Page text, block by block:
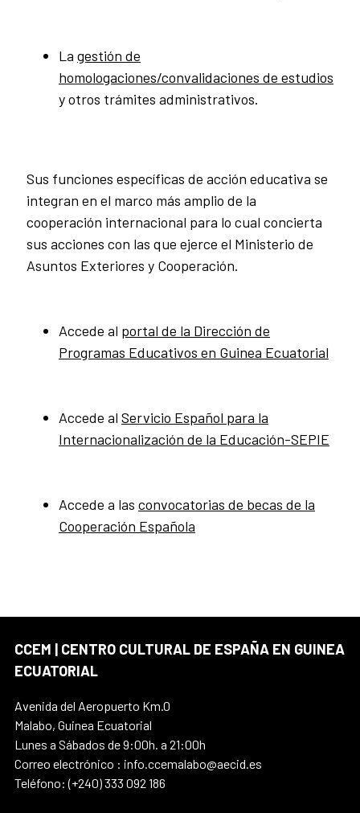
La gestión de
homologaciones/convalidaciones de estudios
y otros trámites administrativos.
Sus funciones específicas de acción educativa se
integran en el marco más amplio de la
cooperación internacional para lo cual concierta
sus acciones con las que ejerce el Ministerio de
Asuntos Exteriores y Cooperación.
Accede al portal de la Dirección de
Programas Educativos en Guinea Ecuatorial
Accede al Servicio Español para la
Internacionalización de la Educación-SEPIE
Accede a las convocatorias de becas de la
Cooperación Española
CCEM | CENTRO CULTURAL DE ESPAÑA EN GUINEA
ECUATORIAL
Avenida del Aeropuerto Km.0
Malabo, Guinea Ecuatorial
Lunes a Sábados de 9:00h. a 21:00h
Correo electrónico : info.ccemalabo@aecid.es
Teléfono: (+240) 333 092 186